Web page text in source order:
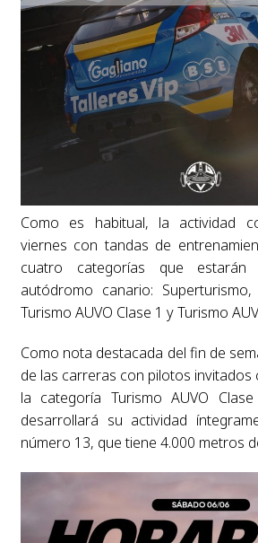
Como es habitual, la actividad
viernes con tandas de
cuatro categorías que
autódromo canario: Superturismo,
Turismo AUVO Clase 1 y Turismo
Como nota destacada del fin de
de las carreras con pilotos
la categoría Turismo AUVO
desarrollará su actividad
número 13, que tiene 4.000 metros